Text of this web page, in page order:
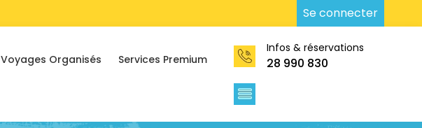
Se connecter
Voyages Organisés
Services Premium
Infos & réservations
28 990 830